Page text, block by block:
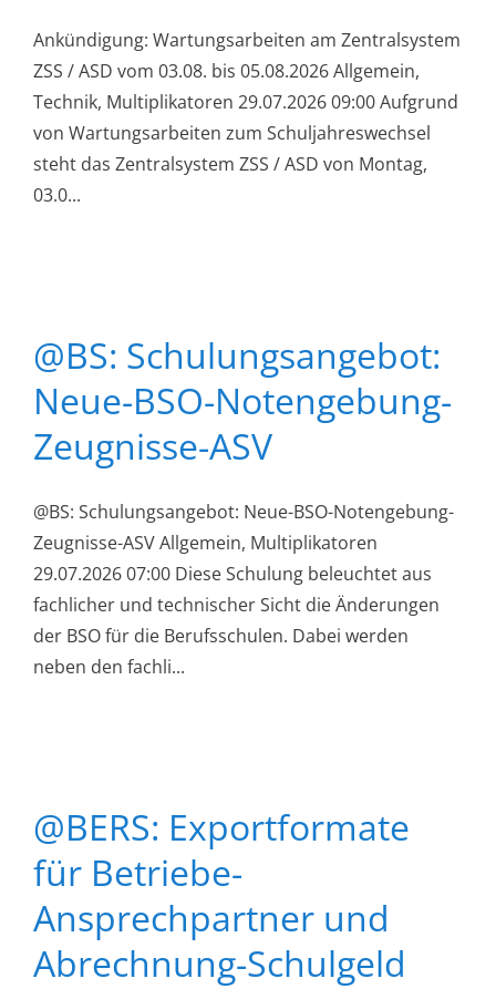
Ankündigung: Wartungsarbeiten am Zentralsystem
ZSS / ASD vom 03.08. bis 05.08.2026 Allgemein,
Technik, Multiplikatoren 29.07.2026 09:00 Aufgrund
von Wartungsarbeiten zum Schuljahreswechsel
steht das Zentralsystem ZSS / ASD von Montag,
03.0...
@BS: Schulungsangebot:
Neue-BSO-Notengebung-
Zeugnisse-ASV
@BS: Schulungsangebot: Neue-BSO-Notengebung-
Zeugnisse-ASV Allgemein, Multiplikatoren
29.07.2026 07:00 Diese Schulung beleuchtet aus
fachlicher und technischer Sicht die Änderungen
der BSO für die Berufsschulen. Dabei werden
neben den fachli...
@BERS: Exportformate
für Betriebe-
Ansprechpartner und
Abrechnung-Schulgeld